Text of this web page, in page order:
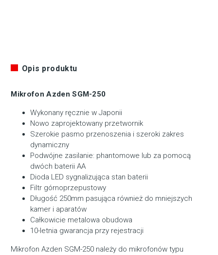
Opis produktu
Mikrofon Azden SGM-250
Wykonany ręcznie w Japonii
Nowo zaprojektowany przetwornik
Szerokie pasmo przenoszenia i szeroki zakres
dynamiczny
Podwójne zasilanie: phantomowe lub za pomocą
dwóch baterii AA
Dioda LED sygnalizująca stan baterii
Filtr górnoprzepustowy
Długość 250mm pasująca również do mniejszych
kamer i aparatów
Całkowicie metalowa obudowa
10-letnia gwarancja przy rejestracji
Mikrofon Azden SGM-250 należy do mikrofonów typu